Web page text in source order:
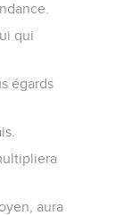
qui
égards
aura